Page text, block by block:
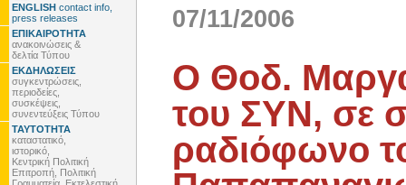
ENGLISH contact info,
press releases
ΕΠΙΚΑΙΡΟΤΗΤΑ
ανακοινώσεις &
δελτία Τύπου
ΕΚΔΗΛΩΣΕΙΣ
συγκεντρώσεις,
περιοδείες,
συσκέψεις,
συνεντεύξεις Τύπου
ΤΑΥΤΟΤΗΤΑ
καταστατικό,
ιστορικό,
Κεντρική Πολιτική
Επιτροπή, Πολιτική
07/11/2006
Ο Θοδ.
του ΣΥΝ, σε
ραδιόφωνο